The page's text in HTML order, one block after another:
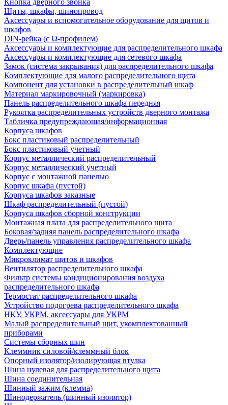
Кнопка дверного звонка
Щиты, шкафы, шинопровод
Аксессуары и вспомогательное оборудование для щитов и
шкафов
DIN-рейка (с Ω-профилем)
Аксессуары и комплектующие для распределительного шкафа
Аксессуары и комплектующие для сетевого шкафа
Замок (система закрывания) для распределительного шкафа
Комплектующие для малого распределительного щита
Компонент для установки в распределительный шкаф
Материал маркировочный (маркировка)
Панель распределительного шкафа передняя
Рукоятка распределительных устройств дверного монтажа
Табличка предупреждающая/информационная
Корпуса шкафов
Бокс пластиковый распределительный
Бокс пластиковый учетный
Корпус металлический распределительный
Корпус металлический учетный
Корпус с монтажной панелью
Корпус шкафа (пустой)
Корпуса шкафов заказные
Шкаф распределительный (пустой)
Корпуса шкафов сборной конструкции
Монтажная плата для распределительного щита
Боковая/задняя панель распределительного шкафа
Дверь/панель управления распределительного шкафа
Комплектующие
Микроклимат щитов и шкафов
Вентилятор распределительного шкафа
Фильтр системы кондиционирования воздуха
распределительного шкафа
Термостат распределительного шкафа
Устройство подогрева распределительного шкафа
НКУ, УКРМ, аксессуары для УКРМ
Малый распределительный щит, укомплектованный
приборами
Системы сборных шин
Клеммник силовой/клеммный блок
Опорный изолятор/изолирующая втулка
Шина нулевая для распределительного щита
Шина соединительная
Шинный зажим (клемма)
Шинодержатель (шинный изолятор)